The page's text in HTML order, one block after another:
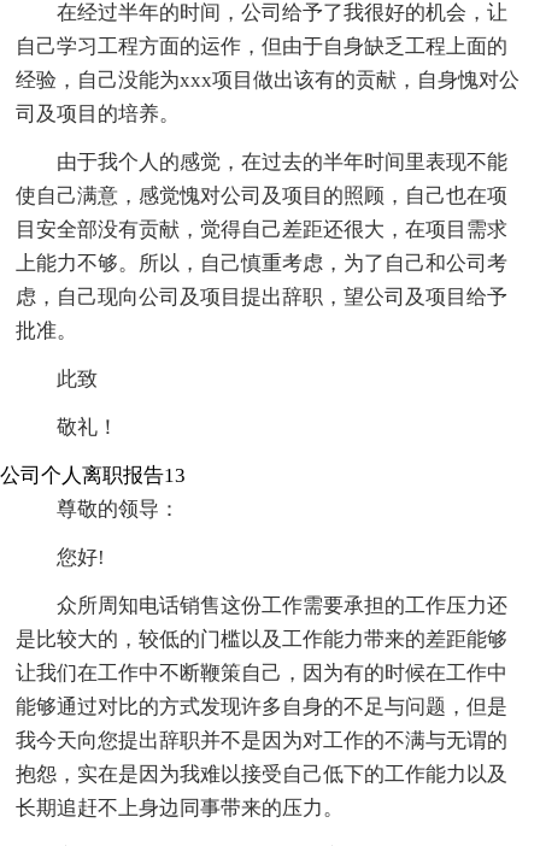
在经过半年的时间，公司给予了我很好的机会，让
自己学习工程方面的运作，但由于自身缺乏工程上面的
经验，自己没能为xxx项目做出该有的贡献，自身愧对公
司及项目的培养。
由于我个人的感觉，在过去的半年时间里表现不能
使自己满意，感觉愧对公司及项目的照顾，自己也在项
目安全部没有贡献，觉得自己差距还很大，在项目需求
上能力不够。所以，自己慎重考虑，为了自己和公司考
虑，自己现向公司及项目提出辞职，望公司及项目给予
批准。
此致
敬礼！
公司个人离职报告13
尊敬的领导：
您好!
众所周知电话销售这份工作需要承担的工作压力还
是比较大的，较低的门槛以及工作能力带来的差距能够
让我们在工作中不断鞭策自己，因为有的时候在工作中
能够通过对比的方式发现许多自身的不足与问题，但是
我今天向您提出辞职并不是因为对工作的不满与无谓的
抱怨，实在是因为我难以接受自己低下的工作能力以及
长期追赶不上身边同事带来的压力。